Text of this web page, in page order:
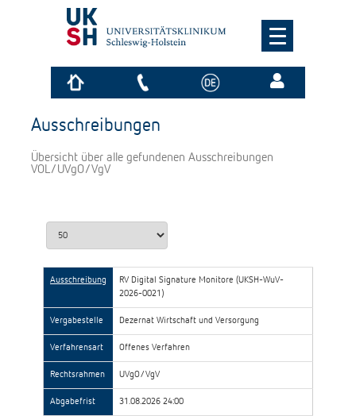
Ausschreibungen
Übersicht über alle gefundenen Ausschreibungen
VOL/UVgO/VgV
Ausschreibung
RV Digital Signature Monitore (UKSH-WuV-
2026-0021)
Vergabestelle Dezernat Wirtschaft und Versorgung
Verfahrensart Offenes Verfahren
Rechtsrahmen UVgO/VgV
Abgabefrist 31.08.2026 24:00